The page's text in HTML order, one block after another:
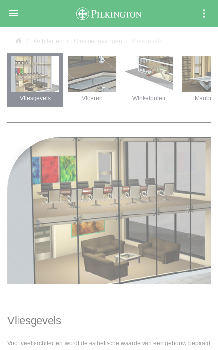

Architecten Glastoepassingen
Vliesgevels Vloeren Winkelpuien Meubels
Vliesgevels
Voor veel architecten wordt de esthetische waarde van een gebouw bepaald